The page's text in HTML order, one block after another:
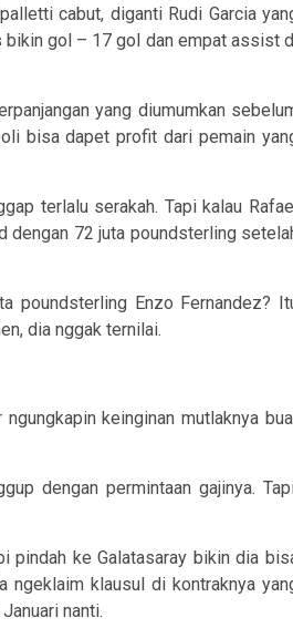
cabut, diganti Rudi Garcia
bikin gol – 17 gol dan empat assist
yang diumumkan
bisa dapet profit dari pemain
terlalu serakah. Tapi kalau
dengan 72 juta poundsterling
poundsterling Enzo Fernandez?
dia nggak ternilai.
keinginan mutlaknya
dengan permintaan gajinya.
pindah ke Galatasaray bikin dia
ngeklaim klausul di kontraknya
nanti.